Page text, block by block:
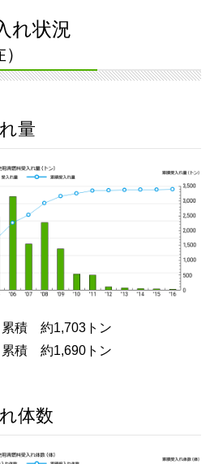
れ状況
量
累積 約1,703トン
累積 約1,690トン
体数